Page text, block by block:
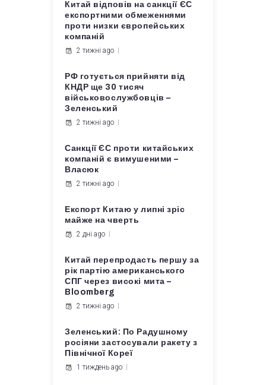
Китай відповів на санкції ЄС
експортними обмеженнями
проти низки європейських
компаній
2 тижні ago
РФ готується прийняти від
КНДР ще 30 тисяч
військовослужбовців –
Зеленський
2 тижні ago
Санкції ЄС проти китайських
компаній є вимушеними –
Власюк
2 тижні ago
Експорт Китаю у липні зріс
майже на чверть
2 дні ago
Китай перепродасть першу за
рік партію американського
СПГ через високі мита –
Bloomberg
2 тижні ago
Зеленський: По Радушному
росіяни застосували ракету з
Північної Кореї
1 тиждень ago